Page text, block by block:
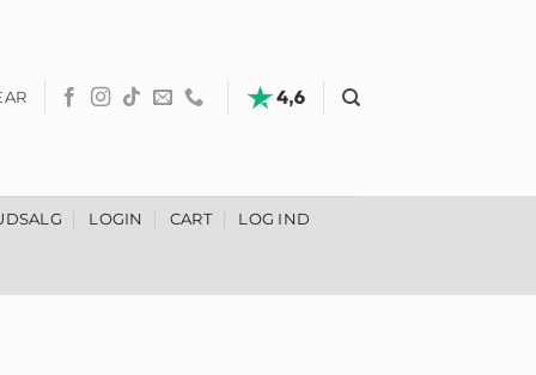
LOGIN CART LOG IND